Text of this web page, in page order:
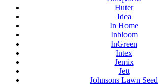
Huter
Idea
In Home
Inbloom
InGreen
Intex
Jemix
Jett
Johnsons Lawn Seed